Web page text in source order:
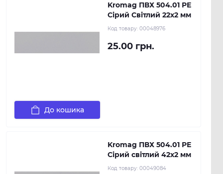
Kromag ПВХ 504.01 РЕ
Сірий Світлий 22х2 мм
Код товару: 00048976
25.00 грн.
До кошика
Kromag ПВХ 504.01 РЕ
Сірий світлий 42х2 мм
Код товару: 00049084